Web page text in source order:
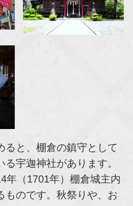
ると、棚倉の鎮守として
宇迦神社があります。
年（1701年）棚倉城主内
ものです。秋祭りや、お